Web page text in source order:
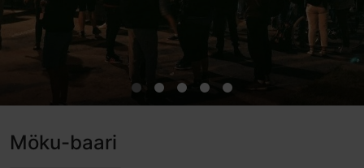
Möku-baari